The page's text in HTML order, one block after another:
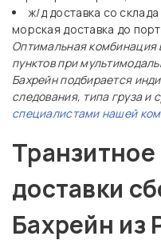
ж/д доставка со
морская доставка до
Оптимальная комбинация
пунктов при
Бахрейн подбирается
следования, типа груза и
специалистами нашей
доставки
Бахрейн из